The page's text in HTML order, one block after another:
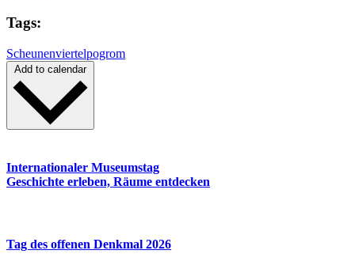
Tags:
Scheunenviertelpogrom
Add to calendar
Internationaler Museumstag
Geschichte erleben, Räume entdecken
Tag des offenen Denkmal 2026